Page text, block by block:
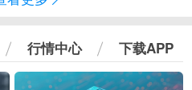
行情中心 下载APP